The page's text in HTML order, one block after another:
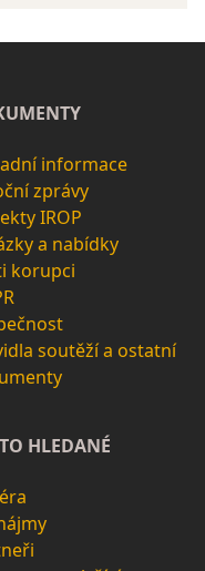
informace
zprávy
IROP
a nabídky
korupci
soutěží a ostatní
HLEDANÉ